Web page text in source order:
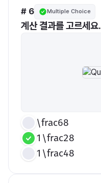
# 6 Multiple Choice
계산 결과를 고르세요.
\frac68
1\frac28
1\frac48